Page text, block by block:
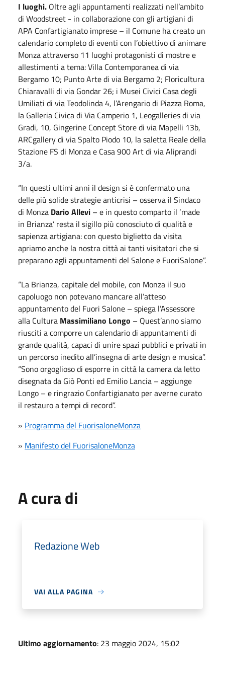
I luoghi. Oltre agli appuntamenti realizzati nell’ambito
di Woodstreet - in collaborazione con gli artigiani di
APA Confartigianato imprese – il Comune ha creato un
calendario completo di eventi con l’obiettivo di animare
Monza attraverso 11 luoghi protagonisti di mostre e
allestimenti a tema: Villa Contemporanea di via
Bergamo 10; Punto Arte di via Bergamo 2; Floricultura
Chiaravalli di via Gondar 26; i Musei Civici Casa degli
Umiliati di via Teodolinda 4, l’Arengario di Piazza Roma,
la Galleria Civica di Via Camperio 1, Leogalleries di via
Gradi, 10, Gingerine Concept Store di via Mapelli 13b,
ARCgallery di via Spalto Piodo 10, la saletta Reale della
Stazione FS di Monza e Casa 900 Art di via Aliprandi
3/a.
“In questi ultimi anni il design si è confermato una
delle più solide strategie anticrisi – osserva il Sindaco
di Monza Dario Allevi – e in questo comparto il ‘made
in Brianza’ resta il sigillo più conosciuto di qualità e
sapienza artigiana: con questo biglietto da visita
apriamo anche la nostra città ai tanti visitatori che si
preparano agli appuntamenti del Salone e FuoriSalone”.
“La Brianza, capitale del mobile, con Monza il suo
capoluogo non potevano mancare all’atteso
appuntamento del Fuori Salone – spiega l’Assessore
alla Cultura Massimiliano Longo – Quest’anno siamo
riusciti a comporre un calendario di appuntamenti di
grande qualità, capaci di unire spazi pubblici e privati in
un percorso inedito all’insegna di arte design e musica”.
“Sono orgoglioso di esporre in città la camera da letto
disegnata da Giò Ponti ed Emilio Lancia – aggiunge
Longo – e ringrazio Confartigianato per averne curato
il restauro a tempi di record”.
» Programma del FuorisaloneMonza
» Manifesto del FuorisaloneMonza
A cura di
Redazione Web
VAI ALLA PAGINA
Ultimo aggiornamento: 23 maggio 2024, 15:02